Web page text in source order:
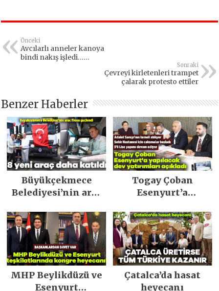
Önceki
Avcılarlı anneler kanoya
bindi nakış işledi…
Sonraki
Çevreyi kirletenleri trampet
çalarak protesto ettiler
Benzer Haberler
Büyükçekmece
Belediyesi’nin araç
Togay Çoban
Esenyurt’a
yatırımları açıkladı
MHP Beylikdüzü ve
Esenyurt
Çatalca’da hasat
heyecanı